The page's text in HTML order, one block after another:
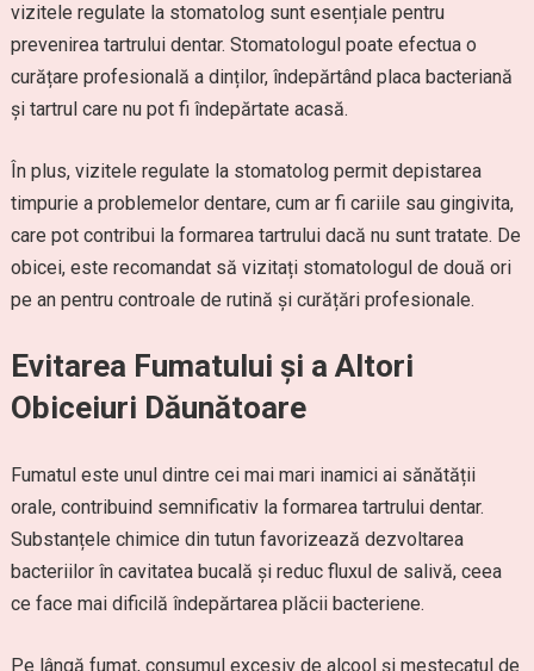
vizitele regulate la stomatolog sunt esențiale pentru
prevenirea tartrului dentar. Stomatologul poate efectua o
curățare profesională a dinților, îndepărtând placa bacteriană
și tartrul care nu pot fi îndepărtate acasă.
În plus, vizitele regulate la stomatolog permit depistarea
timpurie a problemelor dentare, cum ar fi cariile sau gingivita,
care pot contribui la formarea tartrului dacă nu sunt tratate. De
obicei, este recomandat să vizitați stomatologul de două ori
pe an pentru controale de rutină și curățări profesionale.
Evitarea Fumatului și a Altori
Obiceiuri Dăunătoare
Fumatul este unul dintre cei mai mari inamici ai sănătății
orale, contribuind semnificativ la formarea tartrului dentar.
Substanțele chimice din tutun favorizează dezvoltarea
bacteriilor în cavitatea bucală și reduc fluxul de salivă, ceea
ce face mai dificilă îndepărtarea plăcii bacteriene.
Pe lângă fumat, consumul excesiv de alcool și mestecatul de